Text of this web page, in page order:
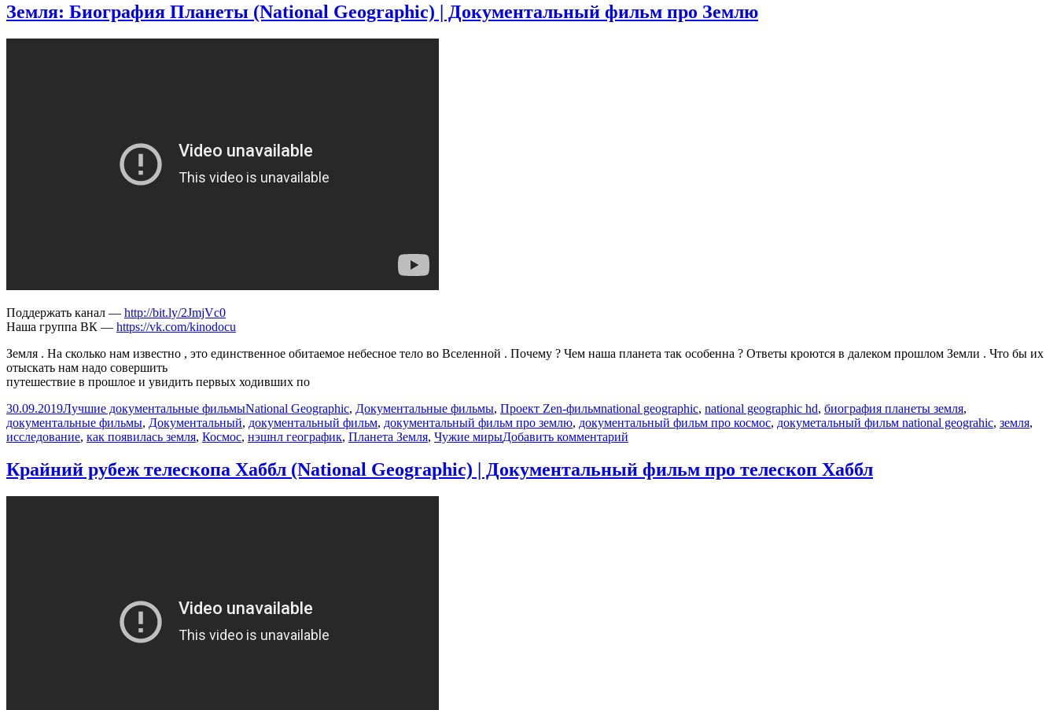
—
Земля: Биография Планеты (National Geographic) | Документальный фильм про Землю
Поддержать канал — http://bit.ly/2JmjVc0
Наша группа ВК — https://vk.com/kinodocu
Земля . На сколько нам известно , это единственное обитаемое небесное тело во Вселенной . Почему ? Чем наша планета так особенна ? Ответы кроются в далеком прошлом Земли . Что бы их
отыскать нам надо совершить
путешествие в прошлое и увидить первых ходивших по
Опубликовано
30.09.2019Автор
Лучшие документальные фильмыРубрики
National Geographic, Документальные фильмы, Проект Zen-фильмМетки
national geographic, national geographic hd, биография планеты земля,
документальные фильмы, Документальный, документальный фильм, документальный фильм про землю, документальный фильм про космос, докуметальный фильм national geograhic, земля,
исследование, как появилась земля, Космос, нэшнл географик, Планета Земля, Чужие мирыДобавить комментарий
Земля:
Биография
Крайний рубеж телескопа Хаббл (National Geographic) | Документальный фильм про телескоп Хаббл